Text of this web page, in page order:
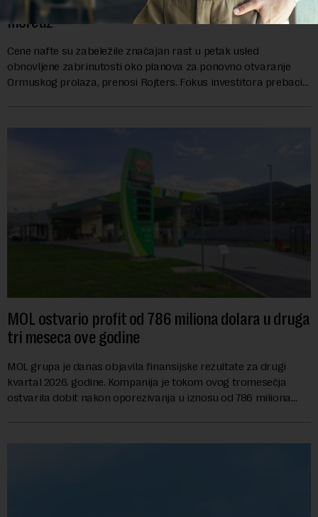
moreuz
Cene nafte su zabeležile značajan rast u petak usled
obnovljene zabrinutosti oko planova za ponovno otvaranje
Ormuskog prolaza, prenosi Rojters. Fokus investitora prebacio
MOL ostvario profit od 786 miliona dolara u druga
tri meseca ove godine
MOL grupa je danas objavila finansijske rezultate za drugi
kvartal 2026. godine. Kompanija je tokom ovog tromesečja
ostvarila dobit nakon oporezivanja u iznosu od 786 miliona